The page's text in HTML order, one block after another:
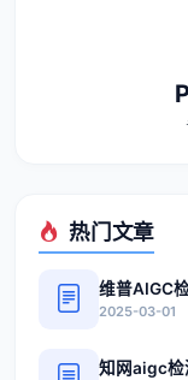
热门文章
维普AIGC
2025-03-01
知网aigc检